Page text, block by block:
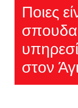
Ποιες
στον